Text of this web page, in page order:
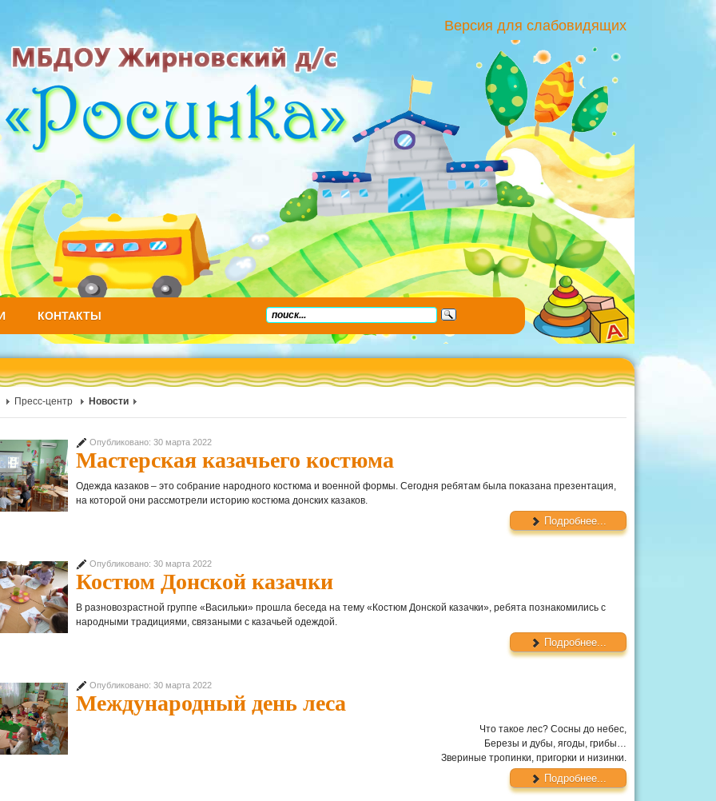
Версия для слабовидящих
КОНТАКТЫ
Пресс-центр Новости
Опубликовано: 30 марта 2022
Мастерская казачьего костюма
Одежда казаков – это собрание народного костюма и военной формы. Сегодня ребятам была показана презентация,
на которой они рассмотрели историю костюма донских казаков.
Подробнее...
Опубликовано: 30 марта 2022
Костюм Донской казачки
В разновозрастной группе «Васильки» прошла беседа на тему «Костюм Донской казачки», ребята познакомились с
народными традициями, связаными с казачьей одеждой.
Подробнее...
Опубликовано: 30 марта 2022
Международный день леса
Что такое лес? Сосны до небес,
Березы и дубы, ягоды, грибы…
Звериные тропинки, пригорки и низинки.
Подробнее...